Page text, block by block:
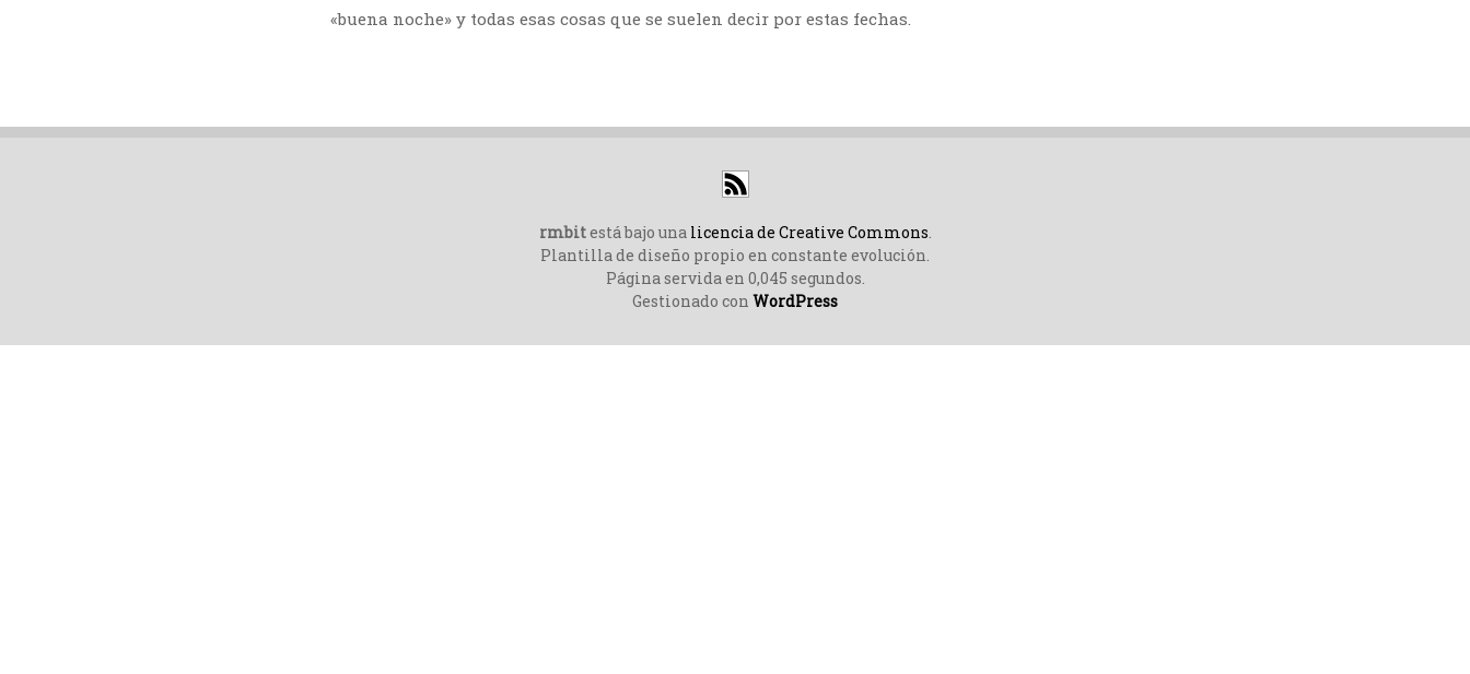
«buena noche» y todas esas cosas que se suelen decir por estas fechas.
rmbitestá bajo una licencia de Creative Commons.
Plantilla de diseño propio en constante evolución.
Página servida en 0,045 segundos.
Gestionado con WordPress